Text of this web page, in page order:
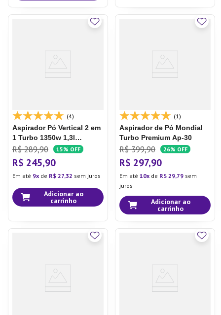
(4)
Aspirador Pó Vertical 2 em
1 Turbo 1350w 1,3l
Cyclone Cinza - Multi
R$ 289,90 15% OFF
R$ 245,90
Em até 9 de R$ 27,32 sem juros
Adicionar ao
carrinho
(1)
Aspirador de Pó Mondial
Turbo Premium Ap-30
R$ 399,90 26% OFF
R$ 297,90
Em até 10 de R$ 29,79 sem
juros
Adicionar ao
carrinho